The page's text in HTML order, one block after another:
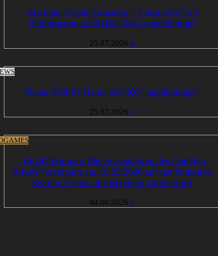
„Batman: Caped Crusader – Chronicles“ als
Begleitgame zu Staffel Zwei angekündigt!
25.07.2026 0
Neues Mobile Game „DCKO“ angekündigt!
25.07.2026 0
„LEGO Batman: Das Vermächtnis des Dunklen
Ritters“ erscheint am 18.09.2026 auf der Nintendo
Switch 2! (plus die Mayhem Collection)
04.06.2026 0